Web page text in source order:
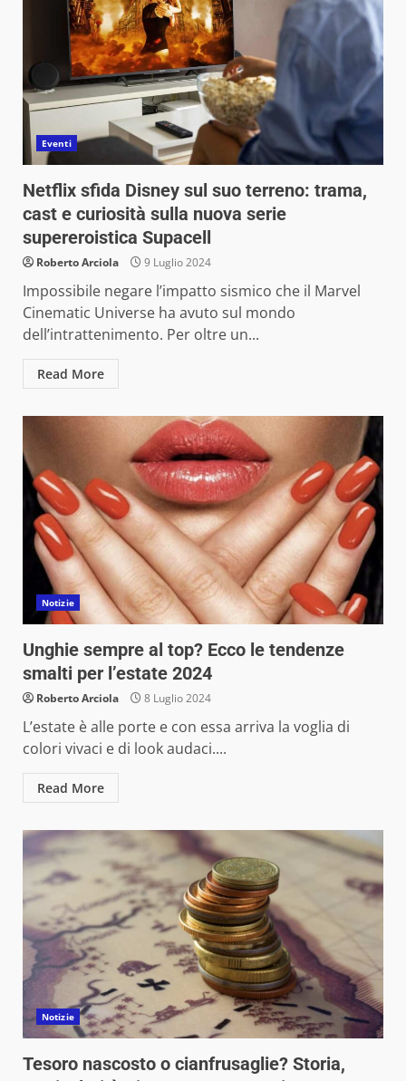
Eventi
Netflix sfida Disney sul suo terreno: trama,
cast e curiosità sulla nuova serie
supereroistica Supacell
Roberto Arciola 9 Luglio 2024
Impossibile negare l’impatto sismico che il Marvel
Cinematic Universe ha avuto sul mondo
dell’intrattenimento. Per oltre un...
Read More
Notizie
Unghie sempre al top? Ecco le tendenze
smalti per l’estate 2024
Roberto Arciola 8 Luglio 2024
L’estate è alle porte e con essa arriva la voglia di
colori vivaci e di look audaci....
Read More
Notizie
Tesoro nascosto o cianfrusaglie? Storia,